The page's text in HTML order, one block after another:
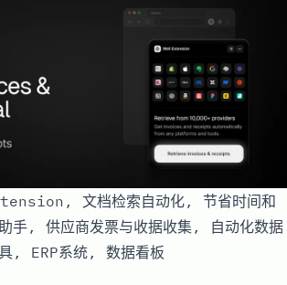
文档检索自动化, 节省时间和
手, 供应商发票与收据收集, 自动化数据
, ERP系统, 数据看板